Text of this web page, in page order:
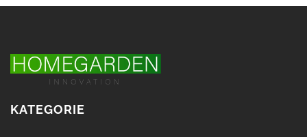
KATEGORIE